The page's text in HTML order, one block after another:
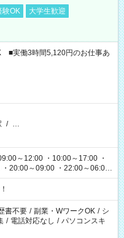
験OK
大学生歓迎
実働3時間5,120円のお仕事あ
/ …
～12:00 ・10:00～17:00 ・
20:00～09:00 ・22:00～06:00
書不要 / 副業・WワークOK / シ
/ 電話対応なし / パソコンスキ